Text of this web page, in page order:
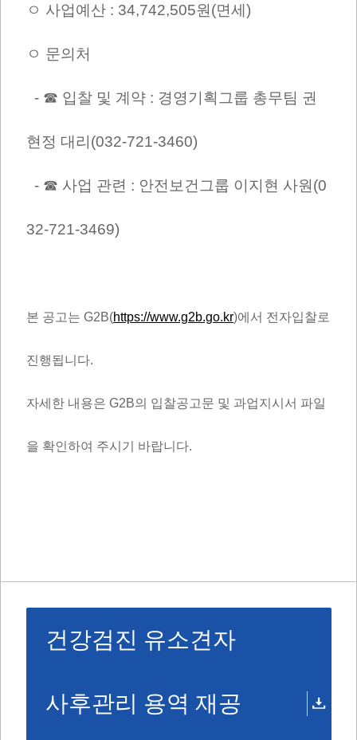
ㅇ 사업예산 : 34,742,505원(면세)
ㅇ 문의처
- ☎ 입찰 및 계약 : 경영기획그룹 총무팀 권
현정 대리(032-721-3460)
- ☎ 사업 관련 : 안전보건그룹 이지현 사원(0
32-721-3469)
본 공고는 G2B(https://www.g2b.go.kr)에서 전자입찰로
진행됩니다.
자세한 내용은 G2B의 입찰공고문 및 과업지시서 파일
을 확인하여 주시기 바랍니다.
건강검진 유소견자
사후관리 용역 재공